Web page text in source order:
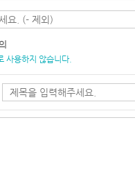
사용하지 않습니다.